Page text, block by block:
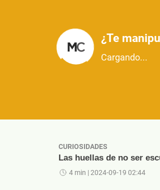
¿Te
Cargando...
CURIOSIDADES
Las huellas de no ser
4 min | 2024-09-19 02:44